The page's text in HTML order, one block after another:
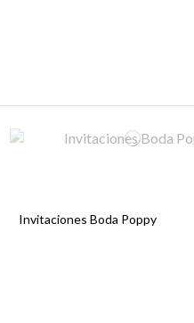
Invitaciones Boda Poppy